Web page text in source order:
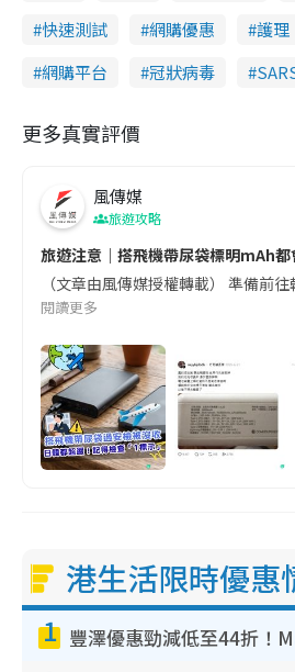
快速測試
網購優惠 護理
網購平台
冠狀病毒
更多真實評價
風傳媒
旅遊攻略
旅遊注意｜搭飛機帶尿袋標明mAh
（文章由風傳媒授權轉載） 準備
閱讀更多
港生活限時優惠
1